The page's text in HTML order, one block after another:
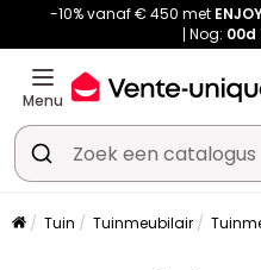
-10% vanaf € 450 met
Nog: 00d
Menu
Tuin Tuinmeubilair